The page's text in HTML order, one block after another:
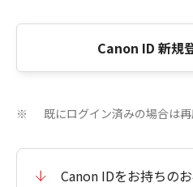
Canon ID 新規
※ 既にログイン済みの場合は再
Canon IDをお持ちの